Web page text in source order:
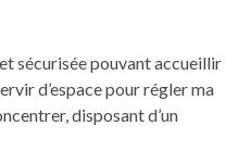
sécurisée pouvant accueillir
d’espace pour régler ma
disposant d’un